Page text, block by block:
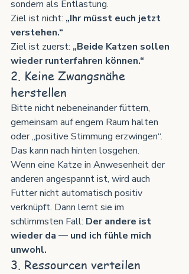
sondern als Entlastung.
Ziel ist nicht: „Ihr müsst euch jetzt
verstehen.“
Ziel ist zuerst: „Beide Katzen sollen
wieder runterfahren können.“
2. Keine Zwangsnähe
herstellen
Bitte nicht nebeneinander füttern,
gemeinsam auf engem Raum halten
oder „positive Stimmung erzwingen“.
Das kann nach hinten losgehen.
Wenn eine Katze in Anwesenheit der
anderen angespannt ist, wird auch
Futter nicht automatisch positiv
verknüpft. Dann lernt sie im
schlimmsten Fall: Der andere ist
wieder da — und ich fühle mich
unwohl.
3. Ressourcen verteilen